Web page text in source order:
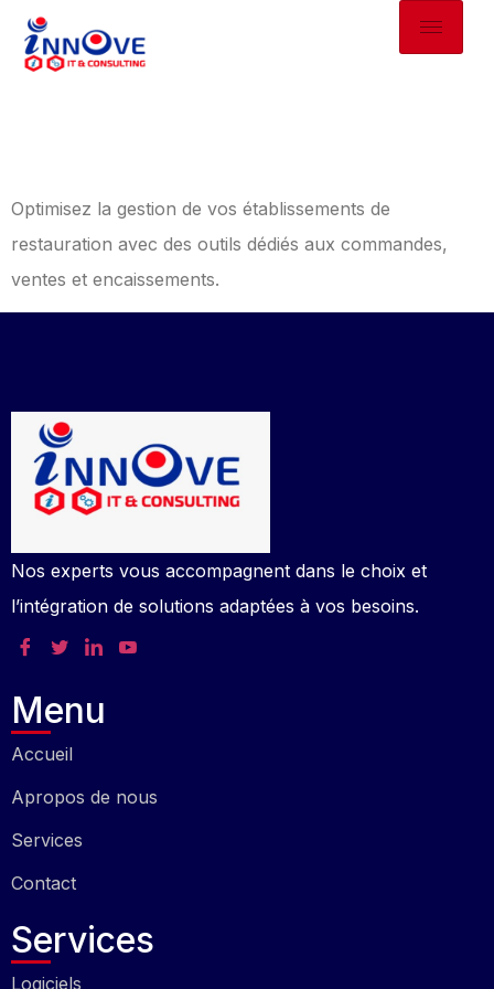
Optimisez la gestion de vos établissements de
restauration avec des outils dédiés aux commandes,
ventes et encaissements.
Nos experts vous accompagnent dans le choix et
l’intégration de solutions adaptées à vos besoins.
Menu
Accueil
Apropos de nous
Services
Contact
Services
Logiciels